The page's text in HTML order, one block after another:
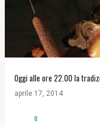
Oggi alle ore 22.00 la
aprile 17, 2014
0